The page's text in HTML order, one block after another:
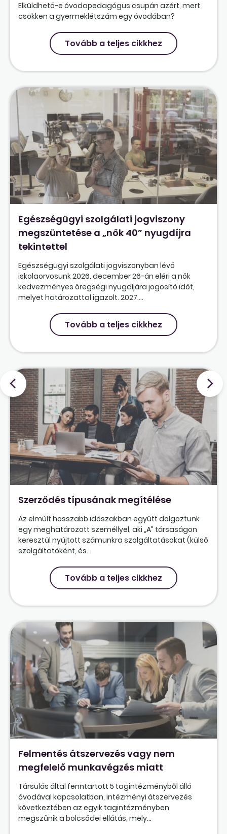
Elküldhető-e óvodapedagógus csupán azért, mert
csökken a gyermeklétszám egy óvodában?
Tovább a teljes cikkhez
Egészségügyi szolgálati jogviszony
megszüntetése a „nők 40” nyugdíjra
tekintettel
Egészségügyi szolgálati jogviszonyban lévő
iskolaorvosunk 2026. december 26-án eléri a nők
kedvezményes öregségi nyugdíjára jogosító időt,
melyet határozattal igazolt. 2027....
Tovább a teljes cikkhez
Szerződés típusának megítélése
Az elmúlt hosszabb időszakban együtt dolgoztunk
egy meghatározott személlyel, aki „A” társaságon
keresztül nyújtott számunkra szolgáltatásokat (külső
szolgáltatóként, és...
Tovább a teljes cikkhez
Felmentés átszervezés vagy nem
megfelelő munkavégzés miatt
Társulás által fenntartott 5 tagintézményből álló
óvodával kapcsolatban, intézményi átszervezés
következtében az egyik tagintézményben
megszűnik a bölcsődei ellátás, mely...